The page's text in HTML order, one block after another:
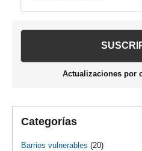
lateral
principal
Actualizaciones por
Categorías
Barrios vulnerables (20)